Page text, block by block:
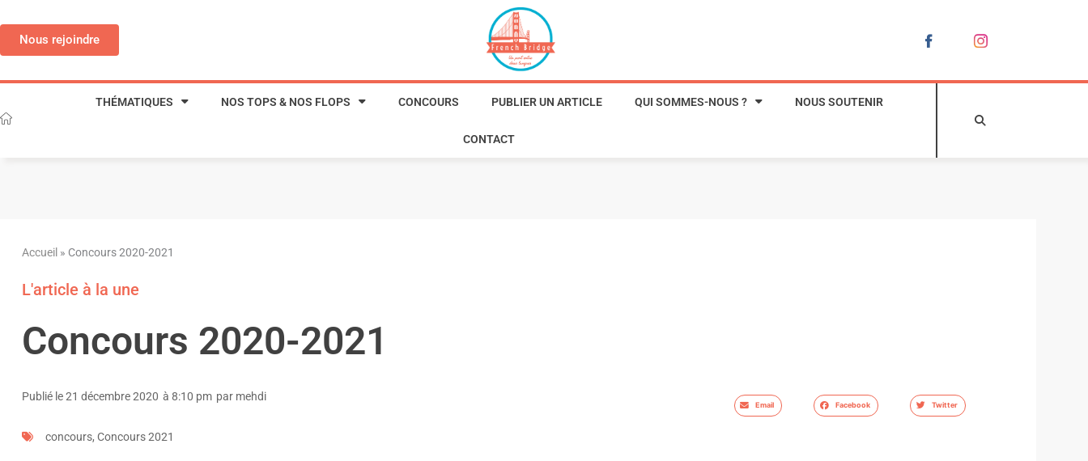
contenu
Nous rejoindre
THÉMATIQUES NOS TOPS & NOS FLOPS CONCOURS PUBLIER UN ARTICLE QUI SOMMES-NOUS ? NOUS SOUTENIR
CONTACT
Accueil » Concours 2020-2021
L'article à la une
Concours 2020-2021
Publié le21 décembre 2020 à 8:10 pm par mehdi
Email Facebook Twitter
concours, Concours 2021